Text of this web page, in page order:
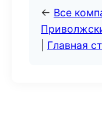
← Все
Главная